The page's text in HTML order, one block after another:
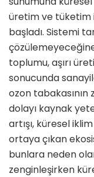
üretim ve tüketim
başladı. Sistemi
toplumu, aşırı
sonucunda
ozon tabakasının
dolayı kaynak
artışı, küresel
ortaya çıkan
bunlara neden
zenginleşirken